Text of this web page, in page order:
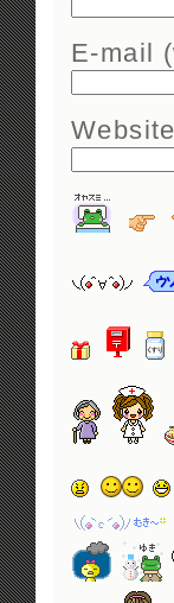
E-mail
Website